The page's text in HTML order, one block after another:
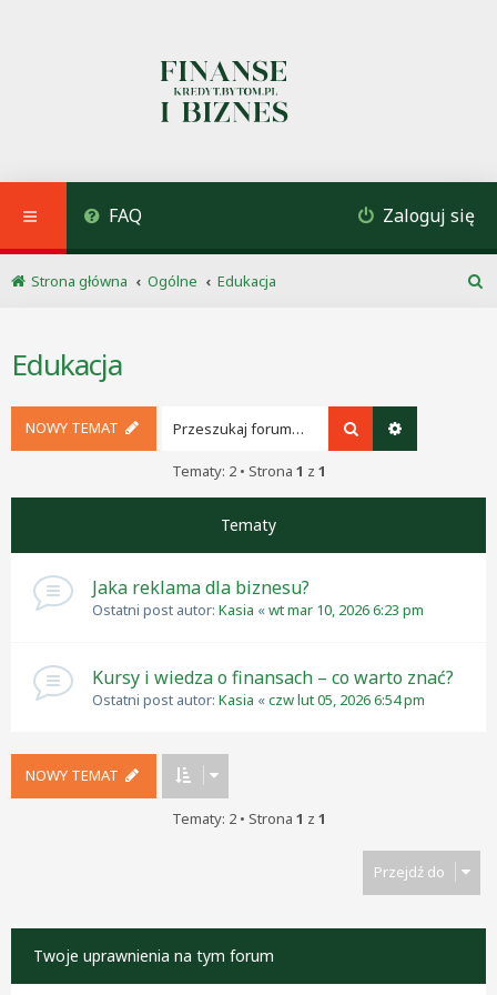
FAQ Zaloguj się
Strona główna Ogólne
Edukacja
Edukacja
NOWY TEMAT Szukaj
Tematy: 2 • Strona 1 z 1
Tematy
Jaka reklama dla biznesu?
Ostatni post autor: Kasia «wt mar 10, 2026 6:23 pm
Kursy i wiedza o finansach – co warto znać?
Ostatni post autor: Kasia «czw lut 05, 2026 6:54 pm
NOWY TEMAT
Tematy: 2 • Strona 1 z 1
Przejdź do
Twoje uprawnienia na tym forum